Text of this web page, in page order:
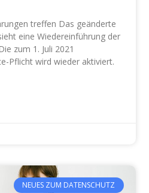
treffen Das geänderte
eine Wiedereinführung der
zum 1. Juli 2021
Pflicht wird wieder aktiviert.
NEUES ZUM DATENSCHUTZ